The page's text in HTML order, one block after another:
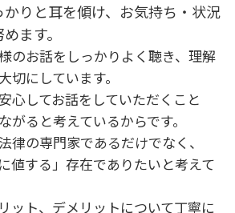
りと耳を傾け、お気持ち・状況
ます。
のお話をしっかりよく聴き、理解
切にしています。
心してお話をしていただくこと
がると考えているからです。
律の専門家であるだけでなく、
値する」存在でありたいと考えて
ット、デメリットについて丁寧に